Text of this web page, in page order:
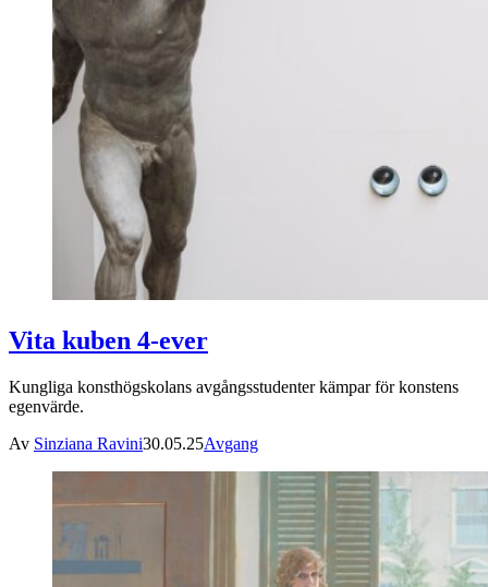
Vita kuben 4-ever
Kungliga konsthögskolans avgångsstudenter kämpar för konstens
egenvärde.
Av Sinziana Ravini30.05.25Avgang